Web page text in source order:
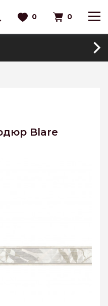
0 0
Blare